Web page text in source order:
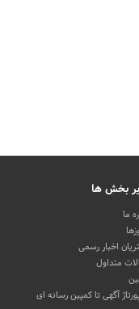
بخش ها
ما
اخبار رسمی
متداول
آگهی تا کمپین رسانه ای